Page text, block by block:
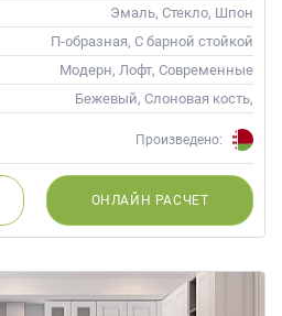
Эмаль, Стекло, Шпон
П-образная, С барной стойкой
Модерн, Лофт, Современные
Бежевый, Слоновая кость,
Кремовый
Произведено:
ОНЛАЙН РАСЧЕТ